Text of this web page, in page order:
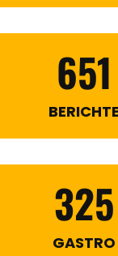
651
BERICHTE
325
GASTRO